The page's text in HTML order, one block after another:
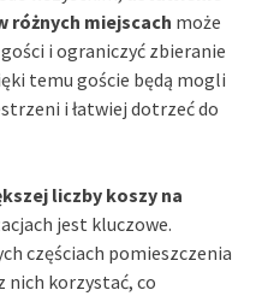
różnych miejscach może
i ograniczyć zbieranie
temu goście będą mogli
i łatwiej dotrzeć do
liczby koszy na
jest kluczowe.
częściach pomieszczenia
nich korzystać, co